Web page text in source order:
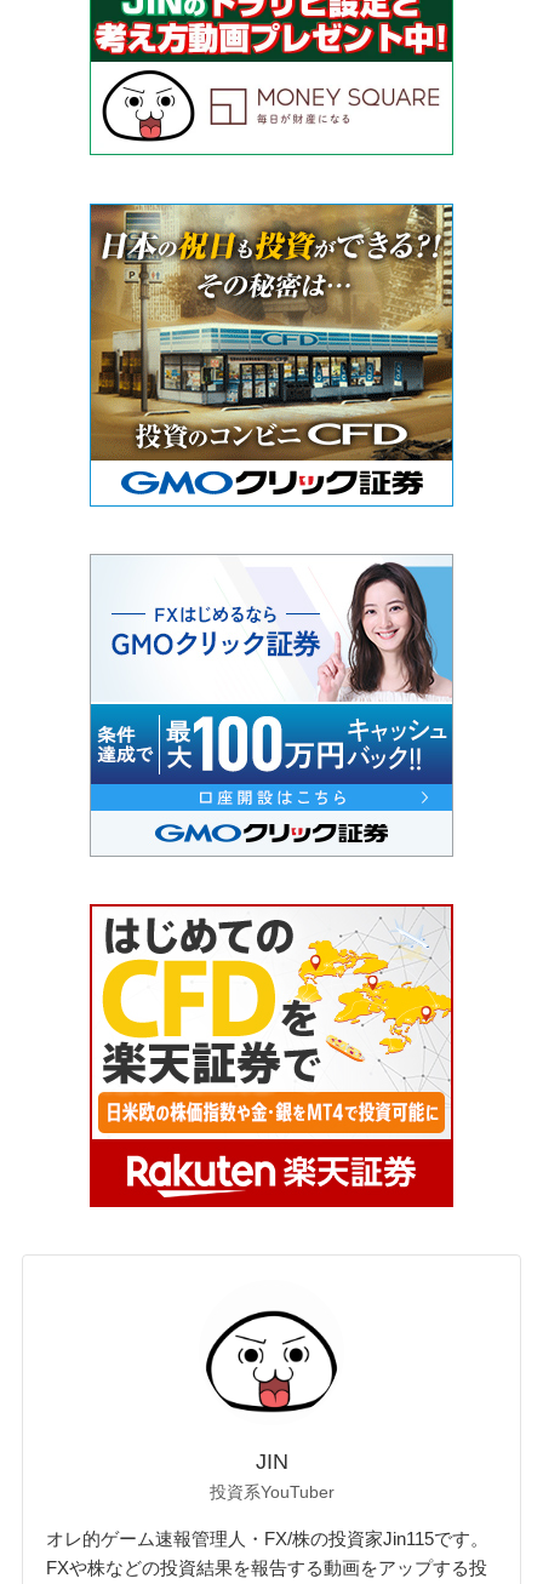
JIN
投資系YouTuber
オレ的ゲーム速報管理人・FX/株の投資家Jin115です。
FXや株などの投資結果を報告する動画をアップする投